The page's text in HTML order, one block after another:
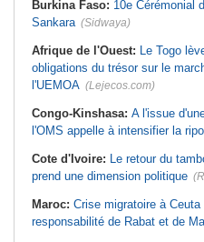
Burkina Faso: 10e Cérémonial
Sankara (Sidwaya)
Afrique de l'Ouest: Le Togo
obligations du trésor sur le
l'UEMOA (Lejecos.com)
Congo-Kinshasa: A l'issue
l'OMS appelle à intensifier la
Cote d'Ivoire: Le retour du
prend une dimension politique
Maroc: Crise migratoire à
responsabilité de Rabat et de